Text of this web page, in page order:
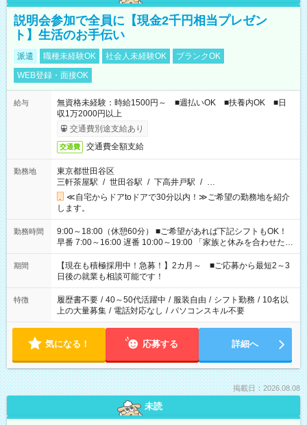
説明会参加で全員に【現金2千円相当プレゼン
ト】生活のお手伝い
派遣 職種未経験OK 社会人未経験OK
ブランクOK
WEB登録・面接OK
給与
無資格未経験：時給1500円～ ■週払いOK ■扶養内OK ■日
収1万2000円以上
交通費別途支給あり
交通費 交通費全額支給
勤務地
東京都世田谷区
三軒茶屋駅 / 世田谷駅 / 下高井戸駅 / …
≪自宅からドアtoドアで30分以内！≫ご希望の勤務地を紹介
します。
勤務時間
9:00～18:00（休憩60分） ■ご希望があれば下記シフトもOK！
早番 7:00～16:00 遅番 10:00～19:00 「家族と休みを合わせた
い」 「余裕を持って夕飯の準備がしたい」 「できれば残業はし
たくない」 など、ご希望を教えてくださいね。 ※Wワーク希望
の方へ 今ご覧のお仕事で希望する勤務時間と、もう1つのお仕事
の勤務時間。 合計で週40時間を超える場合は応募できません。
期間
【現在も積極採用中！急募！】2カ月～ ■ご応募から最短2～3
日後の就業も相談可能です！
特徴 履歴書不要 / 40～50代活躍中 / 服装自由 / シフト勤務 / 10名以
上の大量募集 / 電話対応なし / パソコンスキル不要
気になる！ 応募する 詳細へ
掲載日：2026.08.08
未読